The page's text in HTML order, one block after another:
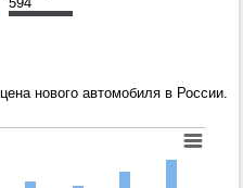
нового автомобиля в России.